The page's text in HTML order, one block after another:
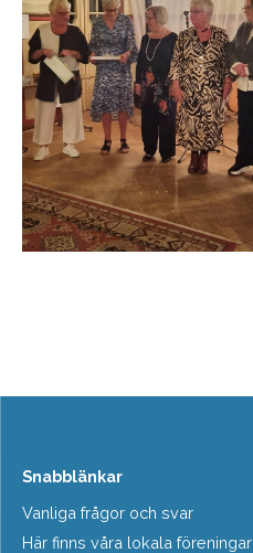
Snabblänkar
Vanliga frågor och svar
Här finns våra lokala föreningar